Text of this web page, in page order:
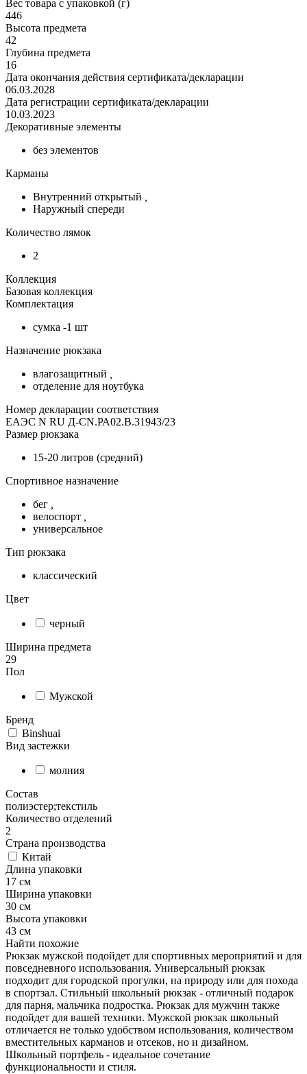
Вес товара с упаковкой (г)
446
Высота предмета
42
Глубина предмета
16
Дата окончания действия сертификата/декларации
06.03.2028
Дата регистрации сертификата/декларации
10.03.2023
Декоративные элементы
без элементов
Карманы
Внутренний открытый
Наружный спереди
Количество лямок
2
Коллекция
Базовая коллекция
Комплектация
сумка -1 шт
Назначение рюкзака
влагозащитный
отделение для ноутбука
Номер декларации соответствия
ЕАЭС N RU Д-CN.РА02.В.31943/23
Размер рюкзака
15-20 литров (средний)
Спортивное назначение
бег
велоспорт
универсальное
Тип рюкзака
классический
Цвет
черный
Ширина предмета
29
Пол
Мужской
Бренд
Binshuai
Вид застежки
молния
Состав
полиэстер;текстиль
Количество отделений
2
Страна производства
Китай
Длина упаковки
17 см
Ширина упаковки
30 см
Высота упаковки
43 см
Найти похожие
Рюкзак мужской подойдет для спортивных мероприятий и для
повседневного использования. Универсальный рюкзак
подходит для городской прогулки, на природу или для похода
в спортзал. Стильный школьный рюкзак - отличный подарок
для парня, мальчика подростка. Рюкзак для мужчин также
подойдет для вашей техники. Мужской рюкзак школьный
отличается не только удобством использования, количеством
вместительных карманов и отсеков, но и дизайном.
Школьный портфель - идеальное сочетание
функциональности и стиля.